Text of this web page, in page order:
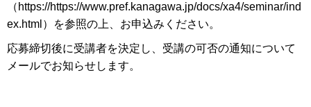
（https://https://www.pref.kanagawa.jp/docs/xa4/seminar/ind
ex.html）を参照の上、お申込みください。
応募締切後に受講者を決定し、受講の可否の通知について
メールでお知らせします。